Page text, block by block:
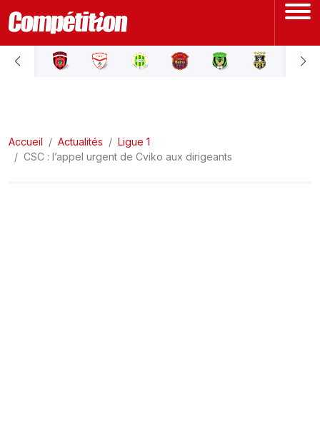
ACCUEIL
LIGUE 2
Accueil Actualités
Ligue 1
CSC : l’appel urgent de Cviko aux dirigeants